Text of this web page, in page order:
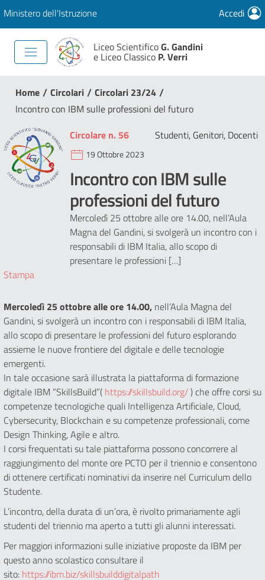
Ministero dell'Istruzione Accedi
Liceo ScientificoG. Gandini
e Liceo Classico P. Verri
Home / Circolari / Circolari 23/24 /
Incontro con IBM sulle professioni del futuro
Circolare n. 56
Studenti, Genitori, Docenti
19 Ottobre 2023
Incontro con IBM sulle
professioni del futuro
Mercoledì 25 ottobre alle ore 14.00, nell’Aula
Magna del Gandini, si svolgerà un incontro con i
responsabili di IBM Italia, allo scopo di
presentare le professioni […]
Stampa
Mercoledì 25 ottobre alle ore 14.00, nell’Aula Magna del
Gandini, si svolgerà un incontro con i responsabili di IBM Italia,
allo scopo di presentare le professioni del futuro esplorando
assieme le nuove frontiere del digitale e delle tecnologie
emergenti.
In tale occasione sarà illustrata la piattaforma di formazione
digitale IBM “SkillsBuild”( https://skillsbuild.org/) che offre corsi su
competenze tecnologiche quali Intelligenza Artificiale, Cloud,
Cybersecurity, Blockchain e su competenze professionali, come
Design Thinking, Agile e altro.
I corsi frequentati su tale piattaforma possono concorrere al
raggiungimento del monte ore PCTO per il triennio e consentono
di ottenere certificati nominativi da inserire nel Curriculum dello
Studente.
L’incontro, della durata di un’ora, è rivolto primariamente agli
studenti del triennio ma aperto a tutti gli alunni interessati.
Per maggiori informazioni sulle iniziative proposte da IBM per
questo anno scolastico consultare il
sito: https://ibm.biz/skillsbuilddigitalpath